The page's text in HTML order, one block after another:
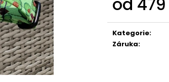
cena:
Kategorie:
Záruka:
Kč